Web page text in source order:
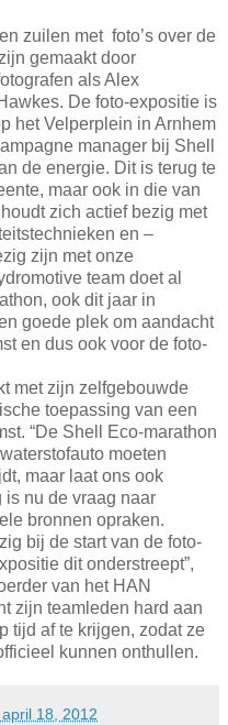
zuilen met foto’s over de
gemaakt door
als Alex
De foto-expositie is
het Velperplein in Arnhem
manager bij Shell
de energie. Dit is terug te
maar ook in die van
zich actief bezig met
en –
zijn met onze
team doet al
ook dit jaar in
goede plek om aandacht
en dus ook voor de foto-
met zijn zelfgebouwde
toepassing van een
“De Shell Eco-marathon
moeten
maar laat ons ook
is nu de vraag naar
bronnen opraken.
bij de start van de foto-
dit onderstreept”,
van het HAN
zijn teamleden hard aan
tijd af te krijgen, zodat ze
kunnen onthullen.
18, 2012